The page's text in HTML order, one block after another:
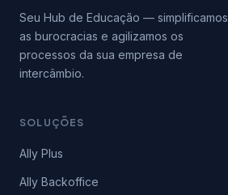
Seu Hub de Educação — simplificamos
as burocracias e agilizamos os
processos da sua empresa de
intercâmbio.
SOLUÇÕES
Ally Plus
Ally Backoffice